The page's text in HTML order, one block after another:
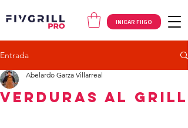
INICAR FIIGO
Entrada
Verduras al Grill
Abelardo Garza Villarreal